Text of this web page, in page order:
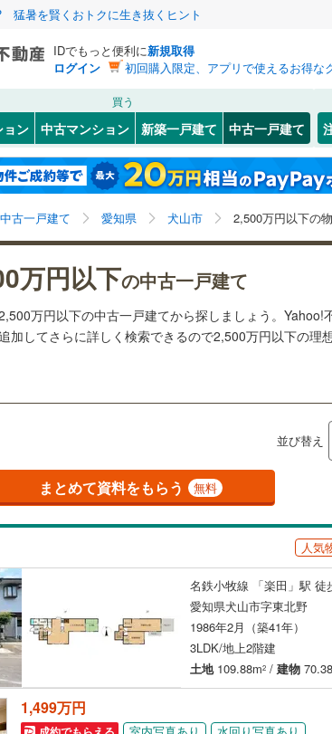
暑を賢くおトクに生き抜くヒント
IDでもっと便利に新規取得
ログイン
初回購入限定、アプリで使えるお得な
買う
ョン 中古マンション 新築一戸建て 中古一戸建て
中古一戸建て 愛知県 犬山市 2,500万円以下の
万円以下の中古一戸建て
万円以下の中古一戸建てから探しましょう。Yahoo!
加してさらに詳しく検索できるので2,500万円以下の理
並び替え
まとめて資料をもらう 無料
人気
名鉄小牧線 「楽田」駅 徒
愛知県犬山市字東北野
1986年2月（築41年）
3LDK/地上2階建
土地109.88m2 / 建物
1,499万円
北海道
青森 岩手 宮城
東京 神奈川 埼玉
新潟
愛知 岐阜 静岡
鳥取 島根 岡山
福岡 佐賀 長崎
この条件で検索する
千種区(1) 東区(
西区(8) 中村
昭和区
2) 瑞穂
中川区 (7)
守山区 (14
天白区(3
津島
刈谷市(2)
江南
新城
大府市(2 知多市
豊明市(2) 日進
愛西市(7) 清須市
この条件で検索する
大字羽黒(1) 字東
長者町(2)
こ
東海道本線(0) 飯田線
武豊線(0) 関西
名古屋市営地下鉄東山線(0) 名古
愛知環状鉄道(0)
豊橋鉄道東田本線(0) 豊橋
名鉄名古屋本線(0 名鉄
名鉄
名鉄犬山線(0 )
この条件で検索する
こ
リフォーム、リノベーション
リノベーション・リフォーム
（2）
築古
設備
床暖房 （0）
駐車場2台以上 （ 2）
ＴＶモニタ付インターホン
防犯
間取り、居室全体
バリ
二世帯向け（0）
サービスルーム（納戸）（0）
0） 海ま
配置、向き、建ち方、日当たり
角地
平坦地
こ
検索条件を保
この検索条件の新着物件通知は、
保存した条件
愛知県、犬山市、
マイページ
閉じる お気
閉
閉じる お気
閉